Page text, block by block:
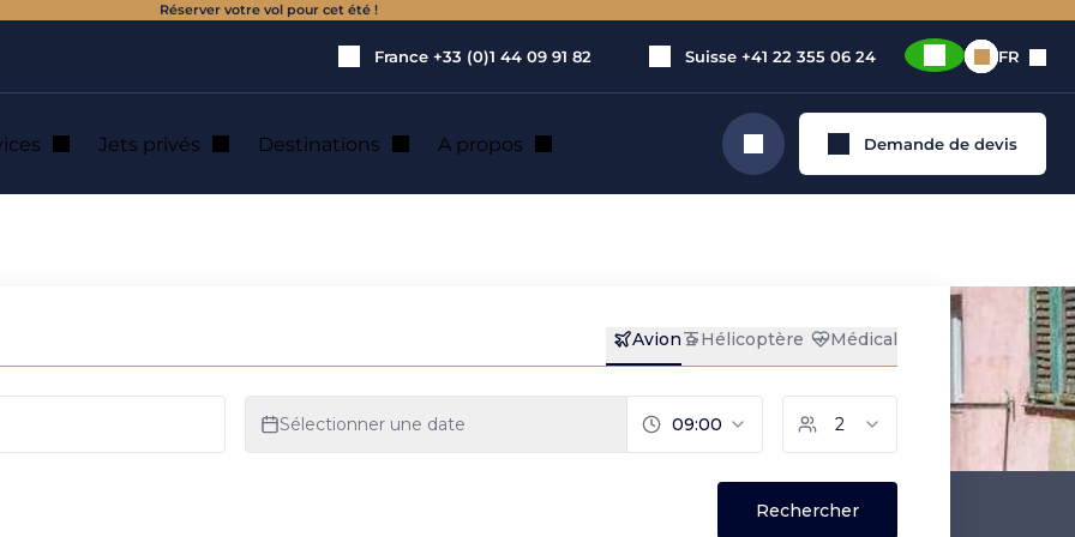
Réserver votre vol pour cet été !
France +33 (0)1 44 09 91 82 Suisse +41 22 355 06 24 FR
Jets privés Destinations A propos Rechercher Demande de devis